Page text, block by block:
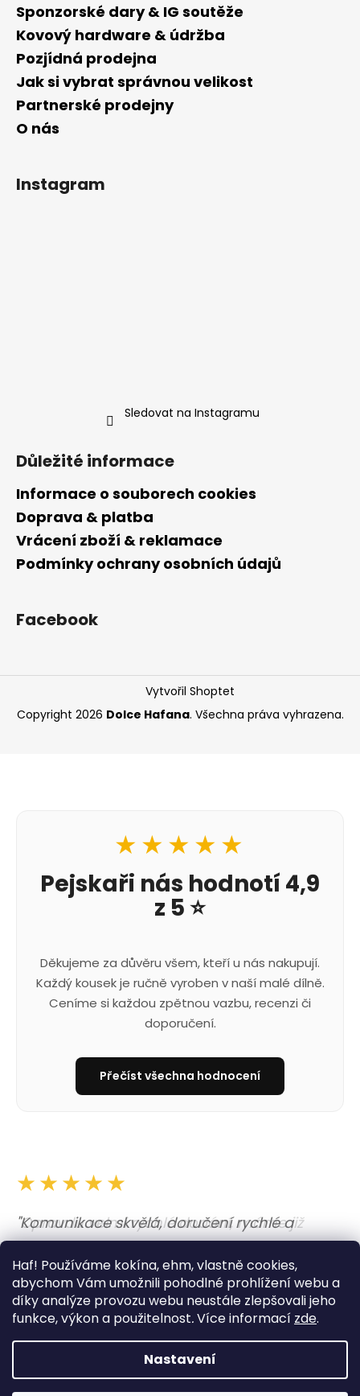
Haf! Používáme kokína, ehm, vlastně cookies,
abychom Vám umožnili pohodlné prohlížení webu a
díky analýze provozu webu neustále zlepšovali jeho
funkce, výkon a použitelnost.Více informací zde.
Nastavení
Sponzorské dary & IG soutěže
Kovový hardware & údržba
Pozjídná prodejna
Jak si vybrat správnou velikost
Partnerské prodejny
O nás
Instagram
Sledovat na Instagramu
Důležité informace
Informace o souborech cookies
Doprava & platba
Vrácení zboží & reklamace
Podmínky ochrany osobních údajů
Facebook
Vytvořil Shoptet
Copyright 2026 Dolce Hafana. Všechna práva vyhrazena.
★★★★★
Pejskaři nás hodnotí 4,9
z 5 ⭐
Děkujeme za důvěru všem, kteří u nás nakupují.
Každý kousek je ručně vyroben v naší malé dílně.
Ceníme si každou zpětnou vazbu, recenzi či
doporučení.
Přečíst všechna hodnocení
★★★★★
"Opravdu velmi rychlé dodání, máme již
druhý obojek, oba dva jsou moc krásné,
nádherné barvy, zpracování. Děkujeme "
— Aneta
★★★★★
"Komunikace skvělá, doručení rychlé a
obojek i vodítko nejen krásné, ale i kvalitně
udělané. A barvy jsou prostě boží. Opravdu
moc dobrý zážitek. "